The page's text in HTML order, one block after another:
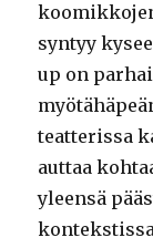
syntyy
up on
teatterissa
auttaa
yleensä